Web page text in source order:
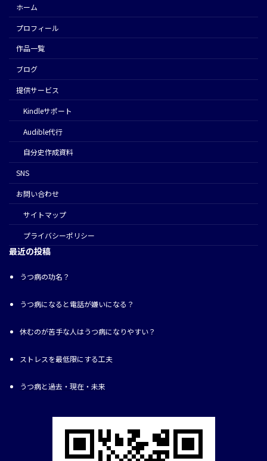
ホーム
プロフィール
作品一覧
ブログ
提供サービス
Kindleサポート
Audible代行
⾃分史作成資料
SNS
お問い合わせ
サイトマップ
プライバシーポリシー
最近の投稿
うつ病の功名？
うつ病になると電話が嫌いになる？
休むのが苦手な人はうつ病になりやすい？
ストレスを最低限にする工夫
うつ病と過去・現在・未来